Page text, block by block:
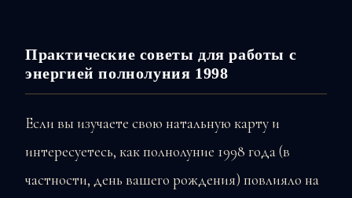
Практические советы для работы с
энергией полнолуния 1998
Если вы изучаете свою натальную карту и
интересуетесь, как полнолуние 1998 года (в
частности, день вашего рождения) повлияло на